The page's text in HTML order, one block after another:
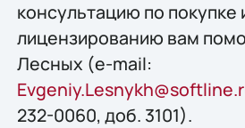
консультацию по покупке
лицензированию вам
Лесных (e-mail:
232-0060, доб. 3101).